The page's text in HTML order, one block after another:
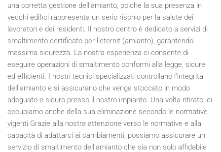
una corretta gestione dell'amianto, poiché la sua presenza in
vecchi edifici rappresenta un serio rischio per la salute dei
lavoratori e dei residenti. Il nostro centro è dedicato a servizi di
smaltimento certificato per l'eternit (amianto), garantendo
massima sicurezza. La nostra esperienza ci consente di
eseguire operazioni di smaltimento conformi alla legge, sicure
ed efficienti. I nostri tecnici specializzati controllano l'integrità
dell'amianto e si assicurano che venga stoccato in modo
adeguato e sicuro presso il nostro impianto. Una volta ritirato, ci
occupiamo anche della sua eliminazione secondo le normative
vigenti.Grazie alla nostra attenzione verso le normative e alla
capacità di adattarci ai cambiamenti, possiamo assicurare un
servizio di smaltimento dell'amianto che sia non solo affidabile